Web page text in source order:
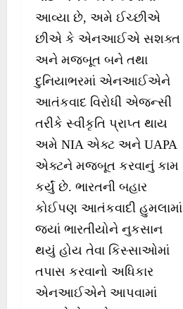
આવ્યા છે, અમે ઈચ્છીએ
છીએ કે એનઆઈએ સશક્ત
અને મજબૂત બને તથા
દુનિયાભરમાં એનઆઈએને
આતંકવાદ વિરોધી એજન્સી
તરીકે સ્વીકૃતિ પ્રાપ્ત થાય
અમે NIA એક્ટ અને UAPA
એક્ટને મજબૂત કરવાનું કામ
કર્યું છે. ભારતની બહાર
કોઈપણ આતંકવાદી હુમલામાં
જ્યાં ભારતીયોને નુકસાન
થયું હોય તેવા કિસ્સાઓમાં
તપાસ કરવાનો અધિકાર
એનઆઈએને આપવામાં